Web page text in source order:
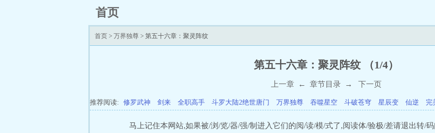
首页
首页 > 万界独尊 > 第五十六章：聚灵阵纹
第五十六章：聚灵阵纹 （1/4）
上一章 ← 章节目录 → 下一页
推荐阅读: 修罗武神 剑来 全职高手 斗罗大陆2绝世唐门 万界独尊 吞噬星空 斗破苍穹 星辰变 仙逆 完
马上记住本网站,如果被/浏/览/器/强/制进入它们的阅/读/模/式了,阅读体/验极/差请退出转/